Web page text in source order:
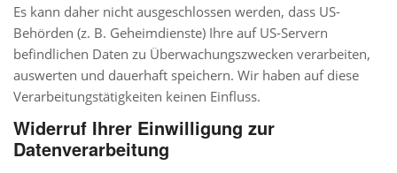
Es kann daher nicht ausgeschlossen werden, dass US-
Behörden (z. B. Geheimdienste) Ihre auf US-Servern
befindlichen Daten zu Überwachungszwecken verarbeiten,
auswerten und dauerhaft speichern. Wir haben auf diese
Verarbeitungstätigkeiten keinen Einfluss.
Widerruf Ihrer Einwilligung zur
Datenverarbeitung